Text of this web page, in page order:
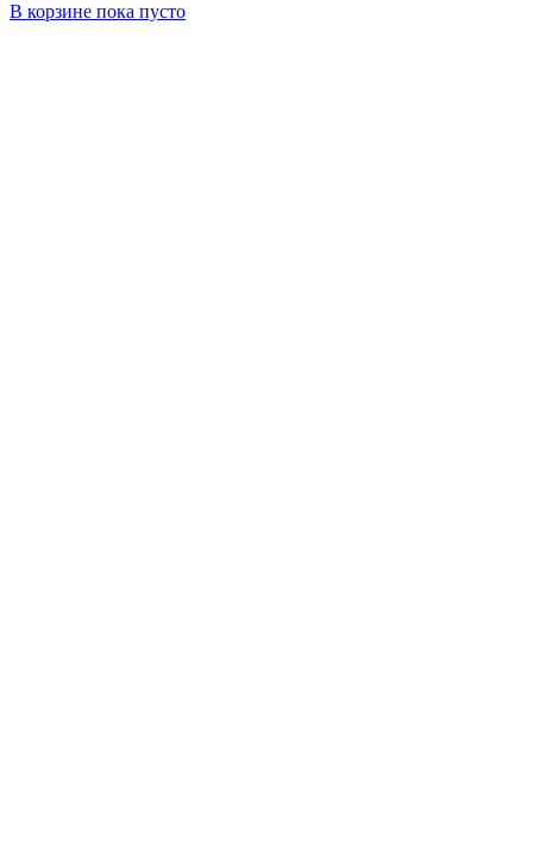
В корзине пока пусто